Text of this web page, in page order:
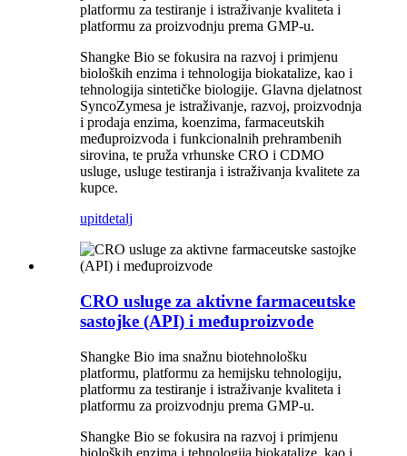
platformu za testiranje i istraživanje kvaliteta i
platformu za proizvodnju prema GMP-u.
Shangke Bio se fokusira na razvoj i primjenu
bioloških enzima i tehnologija biokatalize, kao i
tehnologija sintetičke biologije. Glavna djelatnost
SyncoZymesa je istraživanje, razvoj, proizvodnja
i prodaja enzima, koenzima, farmaceutskih
međuproizvoda i funkcionalnih prehrambenih
sirovina, te pruža vrhunske CRO i CDMO
usluge, usluge testiranja i istraživanja kvalitete za
kupce.
upitdetalj
CRO usluge za aktivne farmaceutske
sastojke (API) i međuproizvode
Shangke Bio ima snažnu biotehnološku
platformu, platformu za hemijsku tehnologiju,
platformu za testiranje i istraživanje kvaliteta i
platformu za proizvodnju prema GMP-u.
Shangke Bio se fokusira na razvoj i primjenu
bioloških enzima i tehnologija biokatalize, kao i